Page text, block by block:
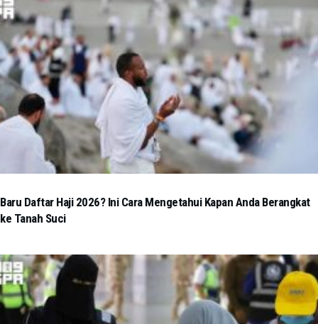
Baru Daftar Haji 2026? Ini Cara Mengetahui Kapan Anda Berangkat
ke Tanah Suci